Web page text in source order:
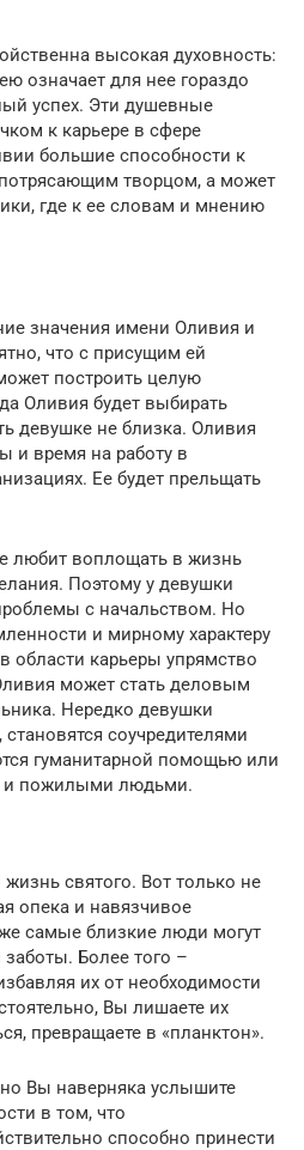
высокая духовность:
означает для нее гораздо
успех. Эти душевные
к карьере в сфере
большие способности к
творцом, а может
где к ее словам и мнению
значения имени Оливия и
что с присущим ей
построить целую
Оливия будет выбирать
девушке не близка. Оливия
и время на работу в
Ее будет прельщать
любит воплощать в жизнь
Поэтому у девушки
с начальством. Но
и мирному характеру
области карьеры упрямство
может стать деловым
Нередко девушки
соучредителями
гуманитарной помощью или
и пожилыми людьми.
святого. Вот только не
опека и навязчивое
самые близкие люди могут
Более того –
их от необходимости
Вы лишаете их
превращаете в «планктон».
Вы наверняка услышите
в том, что
способно принести